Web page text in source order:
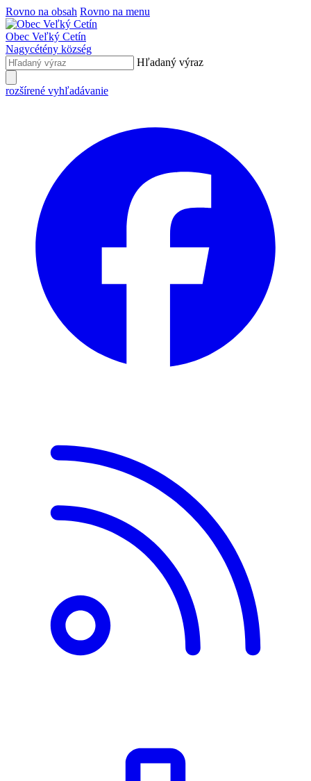
Rovno na obsah Rovno na menu
Obec Veľký Cetín
Nagycétény község
Hľadaný výraz
rozšírené vyhľadávanie